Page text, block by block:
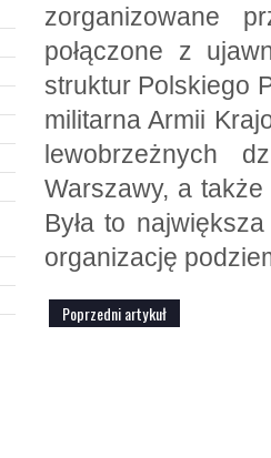
zorganizowane
połączone z
struktur Polskiego
militarna Armii
lewobrzeżnych
Warszawy, a
Była to
organizację
Poprzedni artykuł